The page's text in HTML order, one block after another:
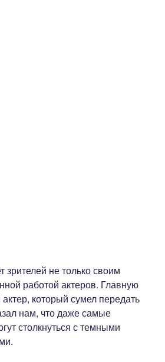
не только своим
работой актеров. Главную
который сумел передать
нам, что даже самые
столкнуться с темными